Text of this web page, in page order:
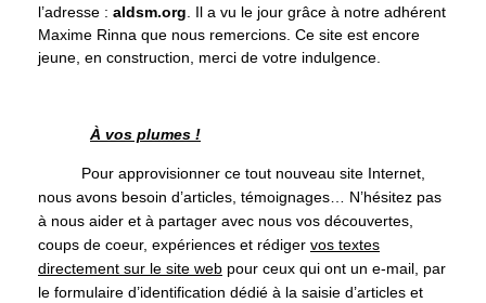
l’adresse : aldsm.org. Il a vu le jour grâce à notre adhérent
Maxime Rinna que nous remercions. Ce site est encore
jeune, en construction, merci de votre indulgence.
À vos plumes !
Pour approvisionner ce tout nouveau site Internet,
nous avons besoin d’articles, témoignages… N’hésitez pas
à nous aider et à partager avec nous vos découvertes,
coups de coeur, expériences et rédiger vos textes
directement sur le site web pour ceux qui ont un e-mail, par
le formulaire d’identification dédié à la saisie d’articles et